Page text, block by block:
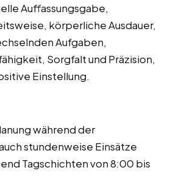
Auffassungsgabe,
körperliche Ausdauer,
Aufgaben,
Sorgfalt und Präzision,
Einstellung.
während der
stundenweise Einsätze
Tagschichten von 8:00 bis